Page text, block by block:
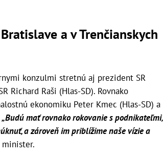
a v Trenčianskych
konzulmi stretnú aj prezident SR
Richard Raši (Hlas-SD). Rovnako
ekonomiku Peter Kmec (Hlas-SD) a
„Budú mať rovnako rokovanie s podnikateľmi,
a zároveň im priblížime naše vízie a